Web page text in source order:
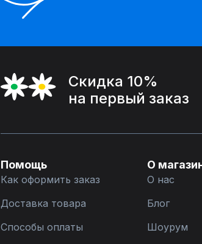
Скидка 10%
на первый заказ
Помощь
Как оформить заказ
Доставка товара
Способы оплаты
О
О нас
Блог
Шоурум